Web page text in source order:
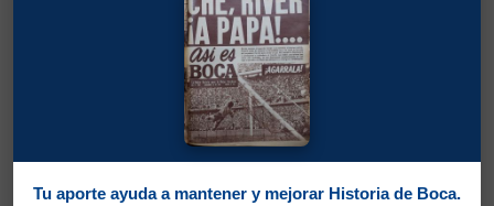
Partidos jugados por Francisco Antonio
Varallo en Campeonato 1937
Tu aporte ayuda a mantener y mejorar Historia de Boca.